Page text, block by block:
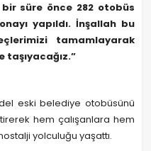
bir süre önce 282 otobüs
yapıldı. İnşallah bu
tamamlayarak
taşıyacağız.”
eski belediye otobüsünü
hem çalışanlara hem
yolculuğu yaşattı.